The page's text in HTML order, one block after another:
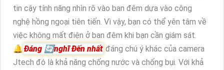
tin cậy tính năng nhìn rõ vào ban đêm dựa vào công
nghệ hồng ngoại tiên tiến. Vì vậy, bạn có thể yên tâm về
việc không mất điện ở ban đêm khi bạn cần giám sát.
🔔 Đáng 🔄nghĩ Đến nhất đáng chú ý khác của camera
Jtech đó là khả năng chống nước và chống bụi. Với khả